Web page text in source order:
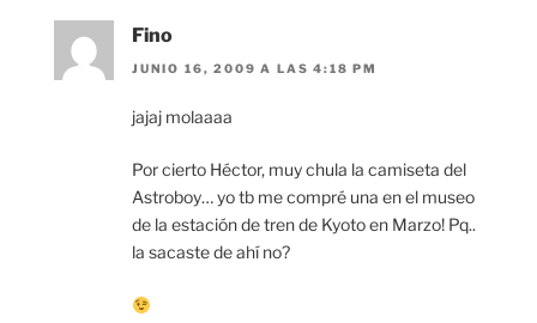
Fino
JUNIO 16, 2009 A LAS 4:18 PM
jajaj molaaaa
Por cierto Héctor, muy chula la camiseta del
Astroboy… yo tb me compré una en el museo
de la estación de tren de Kyoto en Marzo! Pq..
la sacaste de ahí no?